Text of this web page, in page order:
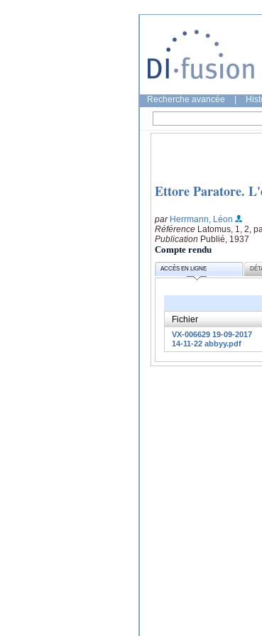
Recherche avancée
Ettore Paratore.
par Herrmann, Léon
Référence Latomus, 1, 2,
Publication Publié, 1937
Compte rendu
ACCÈS EN LIGNE
Fichier
VX-006629 19-09-2017
14-11-22 abbyy.pdf